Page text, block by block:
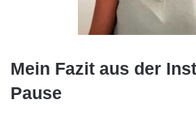
Mein Fazit aus der
Pause